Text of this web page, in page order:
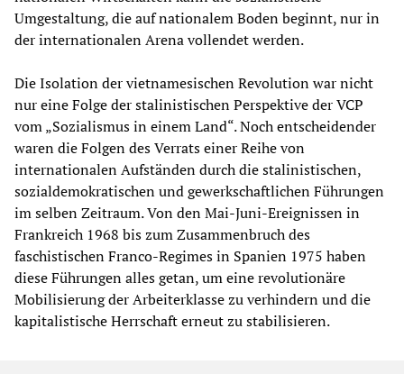
Umgestaltung, die auf nationalem Boden beginnt, nur in
der internationalen Arena vollendet werden.
Die Isolation der vietnamesischen Revolution war nicht
nur eine Folge der stalinistischen Perspektive der VCP
vom „Sozialismus in einem Land“. Noch entscheidender
waren die Folgen des Verrats einer Reihe von
internationalen Aufständen durch die stalinistischen,
sozialdemokratischen und gewerkschaftlichen Führungen
im selben Zeitraum. Von den Mai-Juni-Ereignissen in
Frankreich 1968 bis zum Zusammenbruch des
faschistischen Franco-Regimes in Spanien 1975 haben
diese Führungen alles getan, um eine revolutionäre
Mobilisierung der Arbeiterklasse zu verhindern und die
kapitalistische Herrschaft erneut zu stabilisieren.